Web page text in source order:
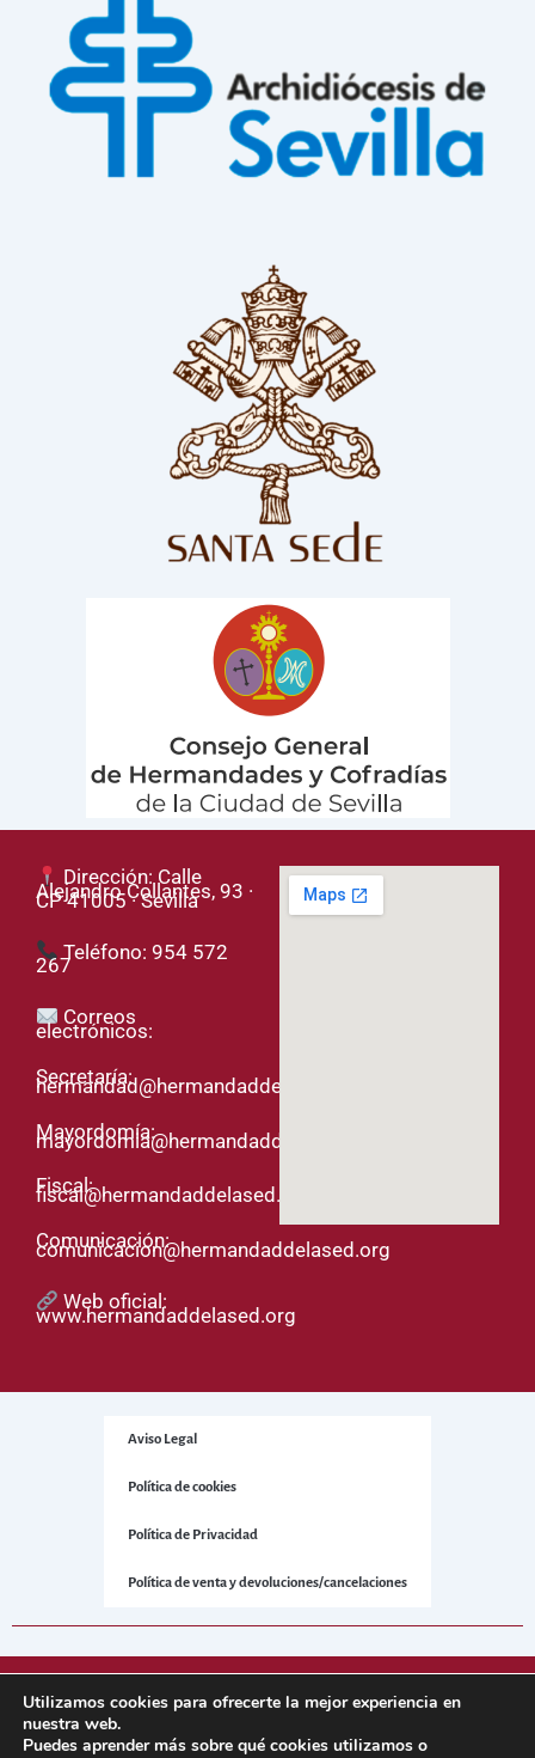
Dirección: Calle
Alejandro Collantes, 93 ·
CP 41005 · Sevilla
Teléfono: 954 572
267
Correos
electrónicos:
Secretaría:
hermandad@hermandaddelased.org
Mayordomía:
mayordomia@hermandaddelased.org
Fiscal:
fiscal@hermandaddelased.org
Comunicación:
comunicacion@hermandaddelased.org
Web oficial:
www.hermandaddelased.org
Aviso Legal
Política de cookies
Política de Privacidad
Política de venta y devoluciones/cancelaciones
Sitio web desarrollado porNetNerman– Gestión Integral de
Utilizamos cookies para ofrecerte la mejor experiencia en
nuestra web.
Puedes aprender más sobre qué cookies utilizamos o